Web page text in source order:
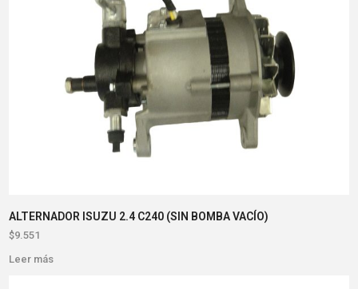
ALTERNADOR ISUZU 2.4 C240 (SIN BOMBA VACÍO)
$9.551
Leer más